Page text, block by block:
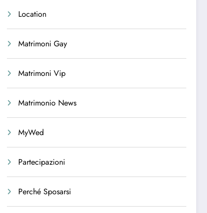
Location
Matrimoni Gay
Matrimoni Vip
Matrimonio News
MyWed
Partecipazioni
Perché Sposarsi